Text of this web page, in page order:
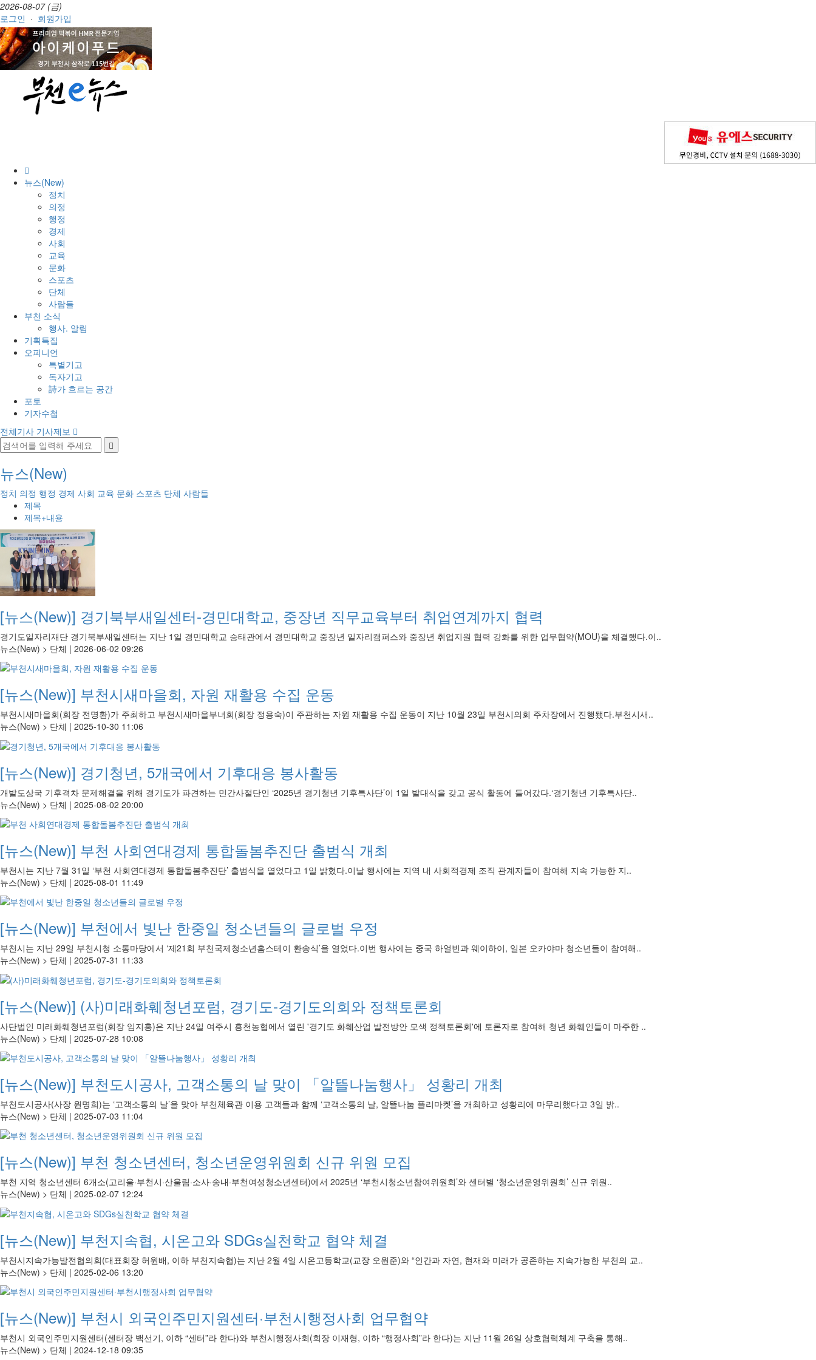
2026-08-07 (금)
로그인 · 회원가입
뉴스(New)
정치
의정
행정
경제
사회
교육
문화
스포츠
단체
사람들
부천 소식
행사. 알림
기획특집
오피니언
특별기고
독자기고
詩가 흐르는 공간
포토
기자수첩
전체기사 기사제보
뉴스(New)
정치 의정 행정 경제 사회 교육 문화 스포츠 단체 사람들
제목
제목+내용
[뉴스(New)] 경기북부새일센터-경민대학교, 중장년 직무교육부터 취업연계까지 협력
경기도일자리재단 경기북부새일센터는 지난 1일 경민대학교 승태관에서 경민대학교 중장년 일자리캠퍼스와 중장년 취업지원 협력 강화를 위한 업무협약(MOU)을 체결했다.이..
뉴스(New) > 단체 | 2026-06-02 09:26
[뉴스(New)] 부천시새마을회, 자원 재활용 수집 운동
부천시새마을회(회장 전명환)가 주최하고 부천시새마을부녀회(회장 정용숙)이 주관하는 자원 재활용 수집 운동이 지난 10월 23일 부천시의회 주차장에서 진행됐다.부천시새..
뉴스(New) > 단체 | 2025-10-30 11:06
[뉴스(New)] 경기청년, 5개국에서 기후대응 봉사활동
개발도상국 기후격차 문제해결을 위해 경기도가 파견하는 민간사절단인 ‘2025년 경기청년 기후특사단’이 1일 발대식을 갖고 공식 활동에 들어갔다.‘경기청년 기후특사단..
뉴스(New) > 단체 | 2025-08-02 20:00
[뉴스(New)] 부천 사회연대경제 통합돌봄추진단 출범식 개최
부천시는 지난 7월 31일 ‘부천 사회연대경제 통합돌봄추진단’ 출범식을 열었다고 1일 밝혔다.이날 행사에는 지역 내 사회적경제 조직 관계자들이 참여해 지속 가능한 지..
뉴스(New) > 단체 | 2025-08-01 11:49
[뉴스(New)] 부천에서 빛난 한중일 청소년들의 글로벌 우정
부천시는 지난 29일 부천시청 소통마당에서 ‘제21회 부천국제청소년홈스테이 환송식’을 열었다.이번 행사에는 중국 하얼빈과 웨이하이, 일본 오카야마 청소년들이 참여해..
뉴스(New) > 단체 | 2025-07-31 11:33
[뉴스(New)] (사)미래화훼청년포럼, 경기도-경기도의회와 정책토론회
사단법인 미래화훼청년포럼(회장 임지홍)은 지난 24일 여주시 흥천농협에서 열린 '경기도 화훼산업 발전방안 모색 정책토론회'에 토론자로 참여해 청년 화훼인들이 마주한 ..
뉴스(New) > 단체 | 2025-07-28 10:08
[뉴스(New)] 부천도시공사, 고객소통의 날 맞이 「알뜰나눔행사」 성황리 개최
부천도시공사(사장 원명희)는 ‘고객소통의 날’을 맞아 부천체육관 이용 고객들과 함께 ‘고객소통의 날, 알뜰나눔 플리마켓’을 개최하고 성황리에 마무리했다고 3일 밝..
뉴스(New) > 단체 | 2025-07-03 11:04
[뉴스(New)] 부천 청소년센터, 청소년운영위원회 신규 위원 모집
부천 지역 청소년센터 6개소(고리울·부천시·산울림·소사·송내·부천여성청소년센터)에서 2025년 ‘부천시청소년참여위원회’와 센터별 ‘청소년운영위원회’ 신규 위원..
뉴스(New) > 단체 | 2025-02-07 12:24
[뉴스(New)] 부천지속협, 시온고와 SDGs실천학교 협약 체결
부천시지속가능발전협의회(대표회장 허원배, 이하 부천지속협)는 지난 2월 4일 시온고등학교(교장 오원준)와 “인간과 자연, 현재와 미래가 공존하는 지속가능한 부천의 교..
뉴스(New) > 단체 | 2025-02-06 13:20
[뉴스(New)] 부천시 외국인주민지원센터·부천시행정사회 업무협약
부천시 외국인주민지원센터(센터장 백선기, 이하 “센터”라 한다)와 부천시행정사회(회장 이재형, 이하 “행정사회”라 한다)는 지난 11월 26일 상호협력체계 구축을 통해..
뉴스(New) > 단체 | 2024-12-18 09:35